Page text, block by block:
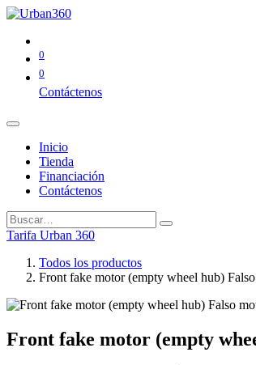
0
0
Contáctenos
Inicio
Tienda
Financiación
Contáctenos
Tarifa Urban 360
Todos los productos
Front fake motor (empty wheel hub)
Front fake motor (empty